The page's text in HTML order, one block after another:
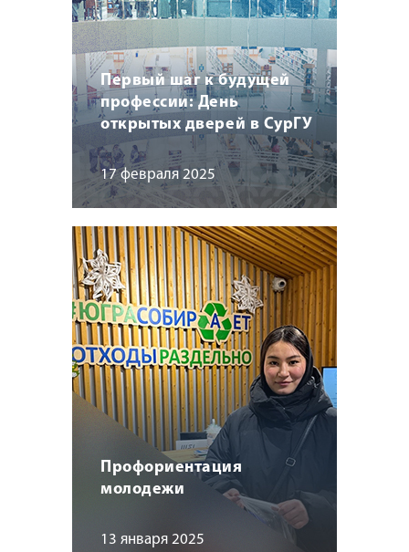
Первый шаг к будущей
профессии: День
открытых дверей в СурГУ
17 февраля 2025
Профориентация
молодежи
13 января 2025